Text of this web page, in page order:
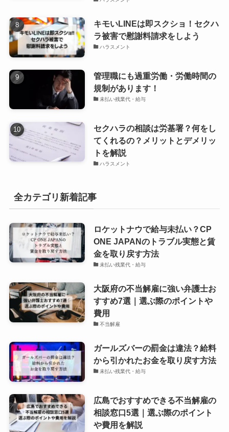
キモいLINEは即スクショ！セクハ
ラ被害で慰謝料請求をしよう
ハラスメント
管理職にも過重労働・労働時間の
規制があります！
未払い残業代・給与
セクハラの相談は労基署？何をし
てくれるの？メリットとデメリッ
トを解説
ハラスメント
全カテゴリ新着記事
ロケットナウで給与未払い？CP
ONE JAPANのトラブル実態と賃
金を取り戻す方法
未払い残業代・給与
大阪府の不当解雇に強い弁護士お
すすめ7選｜選ぶ際のポイントや
費用
不当解雇
ガールズバーの罰金は違法？給料
から引かれたお金を取り戻す方法
未払い残業代・給与
広島でおすすめできる不当解雇の
相談窓口5選｜選ぶ際のポイント
や費用を解説